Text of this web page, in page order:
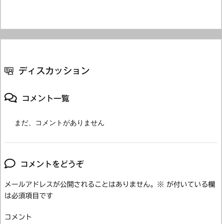
ディスカッション
コメント一覧
まだ、コメントがありません
コメントをどうぞ
メールアドレスが公開されることはありません。 ※ が付いている欄
は必須項目です
コメント